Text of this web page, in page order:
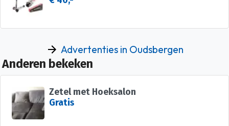
Advertenties in Oudsbergen
Anderen bekeken
Zetel met Hoeksalon
Gratis